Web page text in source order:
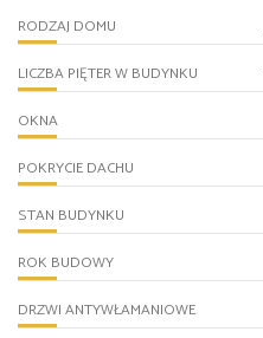
RODZAJ DOMU
LICZBA PIĘTER W BUDYNKU
OKNA
POKRYCIE DACHU
STAN BUDYNKU
ROK BUDOWY
DRZWI ANTYWŁAMANIOWE